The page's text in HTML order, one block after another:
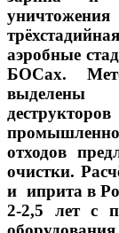
аэробные
БОСах.
выделены
отходов
очистки.
и иприта в
2-2,5 лет с